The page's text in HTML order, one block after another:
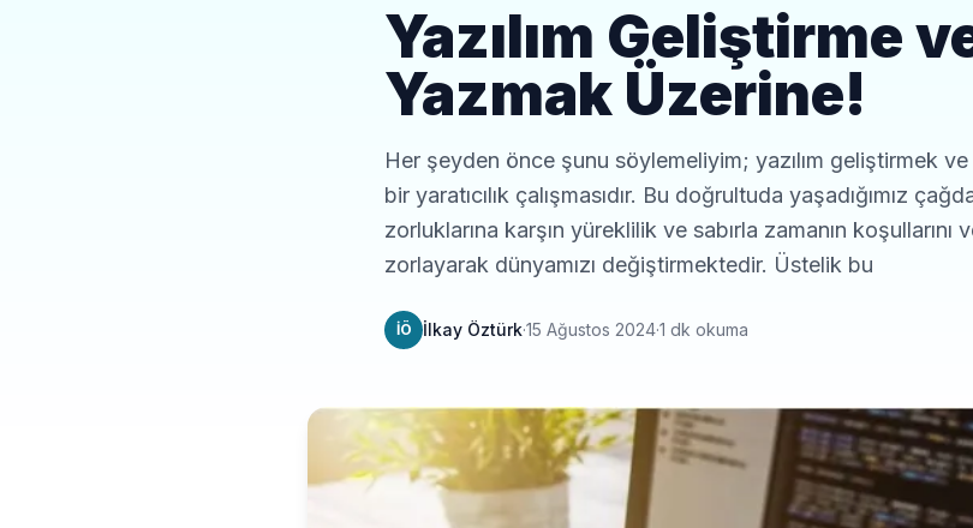
Yazılım Geliştirme
Yazmak Üzerine!
Her şeyden önce şunu söylemeliyim; yazılım geliştirmek
bir yaratıcılık çalışmasıdır. Bu doğrultuda yaşadığımız
zorluklarına karşın yüreklilik ve sabırla zamanın koşullarını
zorlayarak dünyamızı değiştirmektedir. Üstelik bu
İÖ İlkay Öztürk·15 Ağustos 2024·1 dk okuma